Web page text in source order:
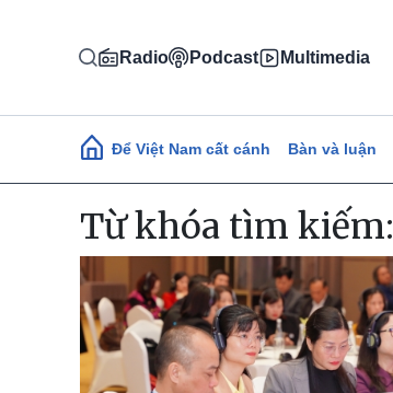
Radio Podcast Multimedia
Main navigation
Để Việt Nam cất cánh Bàn và luận
Từ khóa tìm kiếm: